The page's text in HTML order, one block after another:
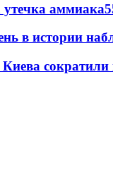
аммиака
в истории
сократили